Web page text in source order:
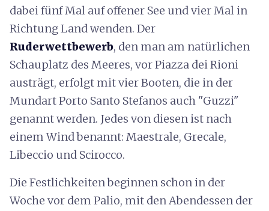
dabei fünf Mal auf offener See und vier Mal in
Richtung Land wenden. Der
Ruderwettbewerb, den man am natürlichen
Schauplatz des Meeres, vor Piazza dei Rioni
austrägt, erfolgt mit vier Booten, die in der
Mundart Porto Santo Stefanos auch "Guzzi"
genannt werden. Jedes von diesen ist nach
einem Wind benannt: Maestrale, Grecale,
Libeccio und Scirocco.
Die Festlichkeiten beginnen schon in der
Woche vor dem Palio, mit den Abendessen der